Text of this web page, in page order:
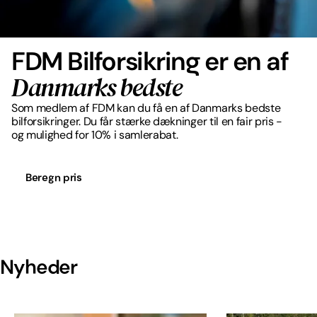
FDM Bilforsikring er en af
Danmarks bedste
Som medlem af FDM kan du få en af Danmarks bedste
bilforsikringer. Du får stærke dækninger til en fair pris -
og mulighed for 10% i samlerabat.
Beregn pris
Nyheder